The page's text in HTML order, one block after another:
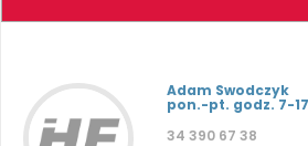
Adam Swodczyk
pon.-pt. godz. 7-17
34 390 67 38